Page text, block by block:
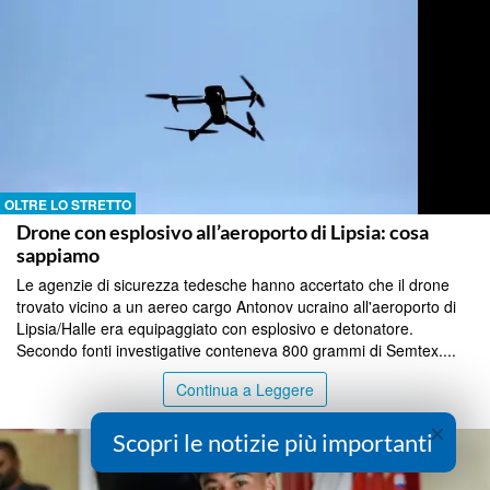
OLTRE LO STRETTO
Drone con esplosivo all’aeroporto di Lipsia: cosa
sappiamo
Le agenzie di sicurezza tedesche hanno accertato che il drone
trovato vicino a un aereo cargo Antonov ucraino all'aeroporto di
Lipsia/Halle era equipaggiato con esplosivo e detonatore.
Secondo fonti investigative conteneva 800 grammi di Semtex....
Continua a Leggere
×
Scopri le notizie più importanti